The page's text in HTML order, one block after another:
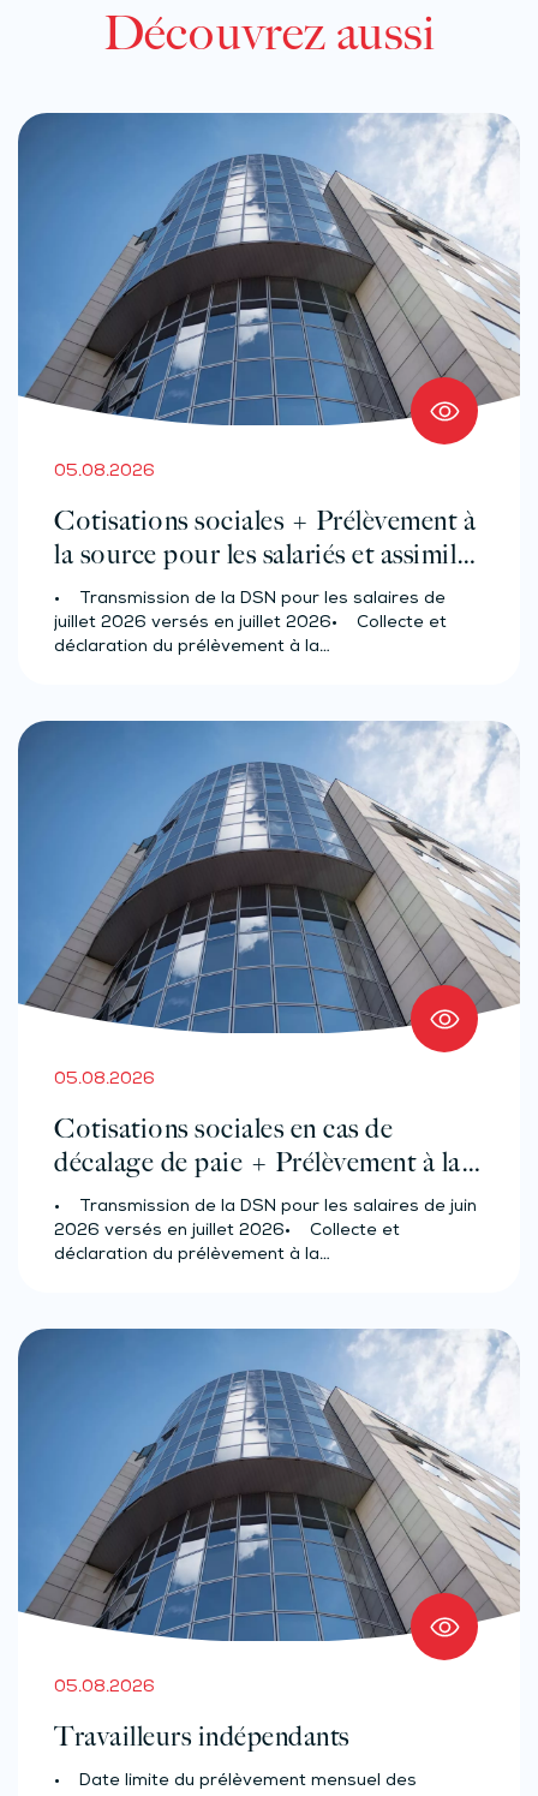
Découvrez aussi
05.08.2026
Cotisations sociales + Prélèvement à
la source pour les salariés et assimilés
(effectif d’au moins 50 salariés)
• Transmission de la DSN pour les salaires de
juillet 2026 versés en juillet 2026• Collecte et
déclaration du prélèvement à la…
05.08.2026
Cotisations sociales en cas de
décalage de paie + Prélèvement à la
source des salariés et assimilés
(effectif d’au moins 50 salariés)
• Transmission de la DSN pour les salaires de juin
2026 versés en juillet 2026• Collecte et
déclaration du prélèvement à la…
05.08.2026
Travailleurs indépendants
• Date limite du prélèvement mensuel des